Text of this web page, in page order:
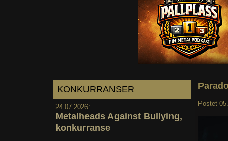
KONKURRANSER
24.07.2026:
Metalheads Against Bullying,
konkurranse
Postet